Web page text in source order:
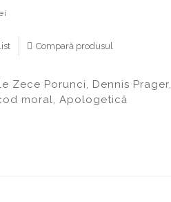
Compară produsul
Zece Porunci, Dennis Prager,
moral, Apologetică